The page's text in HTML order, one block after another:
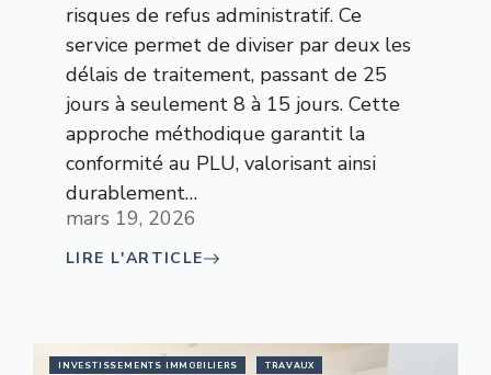
risques de refus administratif. Ce
service permet de diviser par deux les
délais de traitement, passant de 25
jours à seulement 8 à 15 jours. Cette
approche méthodique garantit la
conformité au PLU, valorisant ainsi
durablement…
mars 19, 2026
LIRE L'ARTICLE
INVESTISSEMENTS IMMOBILIERS TRAVAUX